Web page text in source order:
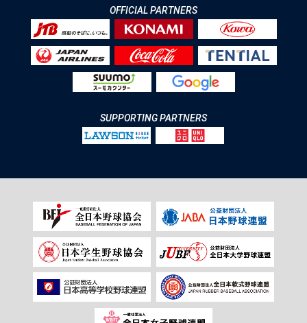
OFFICIAL PARTNERS
SUPPORTING PARTNERS